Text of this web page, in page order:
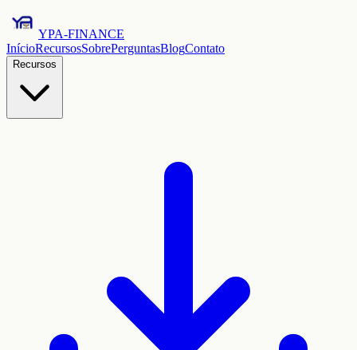
YPA-FINANCE
InícioRecursosSobrePerguntasBlogContato
Recursos